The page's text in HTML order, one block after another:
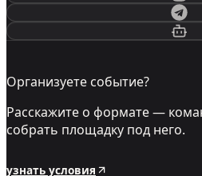
Организуете событие?
Расскажите о формате —
собрать площадку под него.
узнать условия